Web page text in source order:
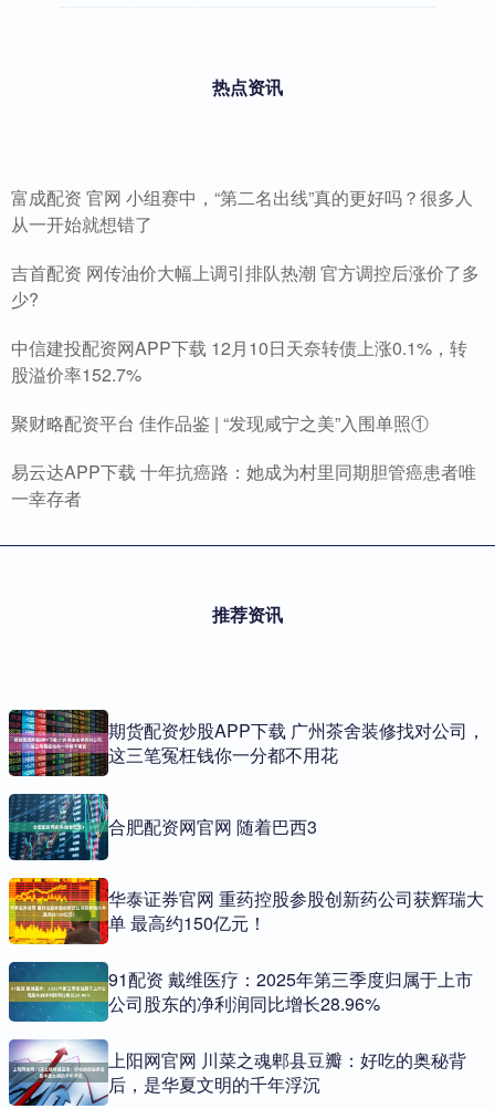
热点资讯
富成配资 官网 小组赛中，“第二名出线”真的更好吗？很多人
从一开始就想错了
吉首配资 网传油价大幅上调引排队热潮 官方调控后涨价了多
少?
中信建投配资网APP下载 12月10日天奈转债上涨0.1%，转
股溢价率152.7%
聚财略配资平台 佳作品鉴 | “发现咸宁之美”入围单照①
易云达APP下载 十年抗癌路：她成为村里同期胆管癌患者唯
一幸存者
推荐资讯
期货配资炒股APP下载 广州茶舍装修找对公司，
这三笔冤枉钱你一分都不用花
合肥配资网官网 随着巴西3
华泰证券官网 重药控股参股创新药公司获辉瑞大
单 最高约150亿元！
91配资 戴维医疗：2025年第三季度归属于上市
公司股东的净利润同比增长28.96%
上阳网官网 川菜之魂郫县豆瓣：好吃的奥秘背
后，是华夏文明的千年浮沉